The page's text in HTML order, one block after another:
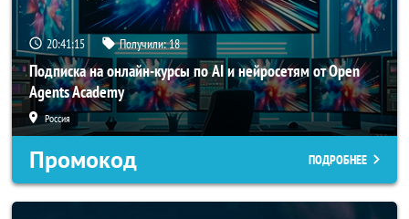
20:41:14 Получили:18
Подписка на онлайн-курсы по AI и нейросетям от Open
Agents Academy
Россия
Промокод ПОДРОБНЕЕ